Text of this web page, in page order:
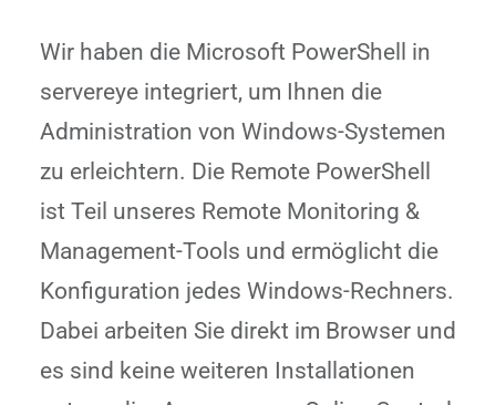
Wir haben die Microsoft PowerShell in
servereye integriert, um Ihnen die
Administration von Windows-Systemen
zu erleichtern. Die Remote PowerShell
ist Teil unseres Remote Monitoring &
Management-Tools und ermöglicht die
Konfiguration jedes Windows-Rechners.
Dabei arbeiten Sie direkt im Browser und
es sind keine weiteren Installationen